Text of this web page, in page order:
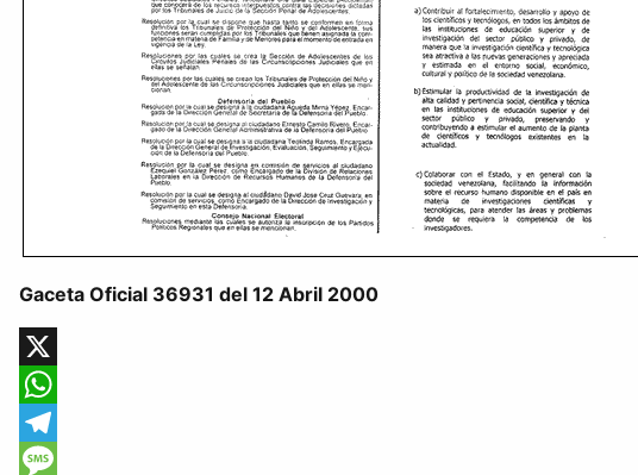
Gaceta Oficial 36931 del 12 Abril 2000
X
WhatsApp
Telegram